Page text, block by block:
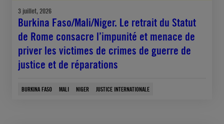
3 juillet, 2026
Burkina Faso/Mali/Niger. Le retrait du Statut
de Rome consacre l’impunité et menace de
priver les victimes de crimes de guerre de
justice et de réparations
BURKINA FASO MALI NIGER JUSTICE INTERNATIONALE